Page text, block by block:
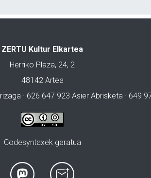
ZERTU Kultur Elkartea
Herriko Plaza, 24, 2
48142 Artea
· 626 647 923 Asier Abrisketa · 649
Codesyntaxek garatua